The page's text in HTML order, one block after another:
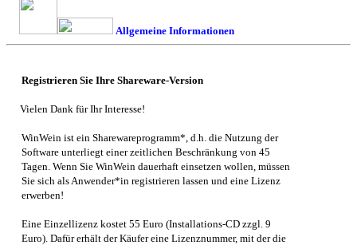
Allgemeine Informationen
Registrieren Sie Ihre Shareware-Version
Vielen Dank für Ihr Interesse!
WinWein ist ein Sharewareprogramm*, d.h. die Nutzung der
Software unterliegt einer zeitlichen Beschränkung von 45
Tagen. Wenn Sie WinWein dauerhaft einsetzen wollen, müssen
Sie sich als Anwender*in registrieren lassen und eine Lizenz
erwerben!
Eine Einzellizenz kostet 55 Euro (Installations-CD zzgl. 9
Euro). Dafür erhält der Käufer eine Lizenznummer, mit der die